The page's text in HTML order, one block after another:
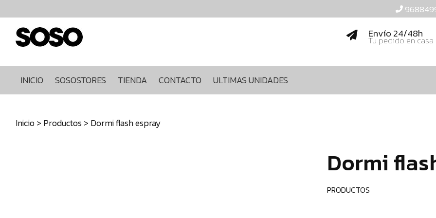
Envío 24/48h
Tu pedido en casa
INICIO SOSOSTORES TIENDA CONTACTO ULTIMAS UNIDADES
Inicio
Sosostores
Contacto
Ultimas
640271930
Inicio> Productos> Dormi flash espray
Dormi
PRODUCTOS